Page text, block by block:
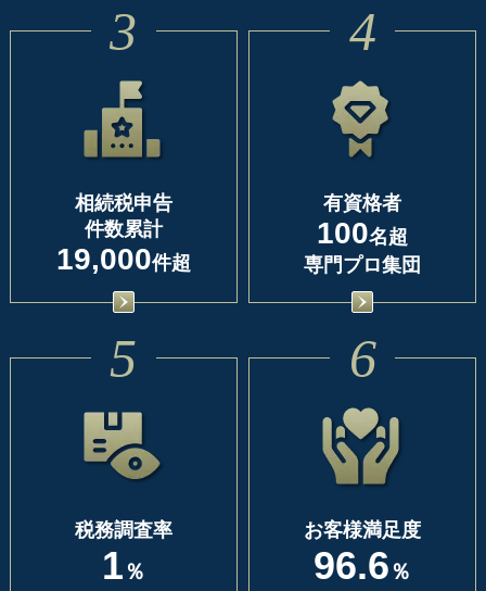
3
相続税申告
件数累計
19,000件超
4
有資格者
100名超
専門プロ集団
5
税務調査率
1 ％
6
お客様満足度
96.6 ％